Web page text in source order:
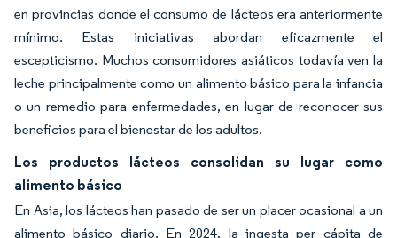
en provincias donde el consumo de lácteos era anteriormente
mínimo. Estas iniciativas abordan eficazmente el
escepticismo. Muchos consumidores asiáticos todavía ven la
leche principalmente como un alimento básico para la infancia
o un remedio para enfermedades, en lugar de reconocer sus
beneficios para el bienestar de los adultos.
Los productos lácteos consolidan su lugar como
alimento básico
En Asia, los lácteos han pasado de ser un placer ocasional a un
alimento básico diario. En 2024, la ingesta per cápita de